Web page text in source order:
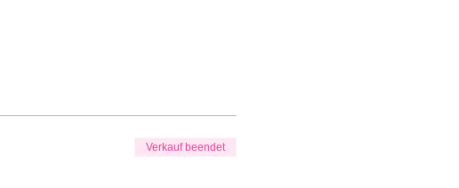
Verkauf beendet